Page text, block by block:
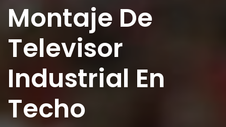
Montaje De
Televisor
Industrial En
Techo